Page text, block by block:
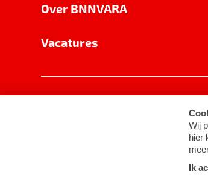
Over BNNVARA
Vacatures
Cookie-instellingen